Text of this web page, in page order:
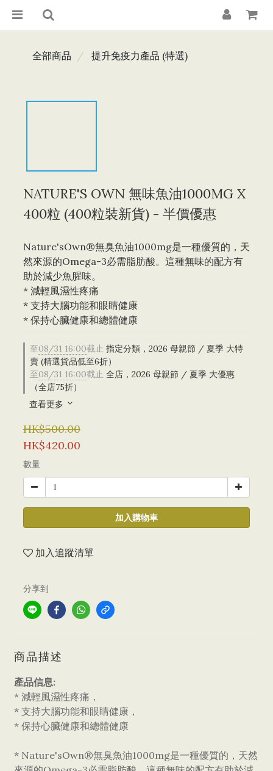
全部商品 提升免疫力產品 (特選)
NATURE'S OWN 無味魚油1000MG X
400粒 (400粒裝新貨) - 半價優惠
Nature'sOwn®無臭魚油1000mg是一種優質的，天
然來源的Omega-3必需脂肪酸。這種無味的配方有
助於減少魚腥味。
* 減輕風濕性疼痛
* 支持大腦功能和眼睛健康
* 保持心臟健康和總體健康
至08/31 16:00截止 指定分類，2026 母親節 / 夏季 大特
賣 (精選貨品低至6折）
至08/31 16:00截止 全店，2026 母親節 / 夏季 大優惠
（全店75折）
查看更多
HK$500.00
HK$420.00
數量
加入購物車
加入追蹤清單
分享到
商品描述
產品信息:
* 減輕風濕性疼痛，
* 支持大腦功能和眼睛健康，
* 保持心臟健康和總體健康
* Nature'sOwn®無臭魚油1000mg是一種優質的，天然